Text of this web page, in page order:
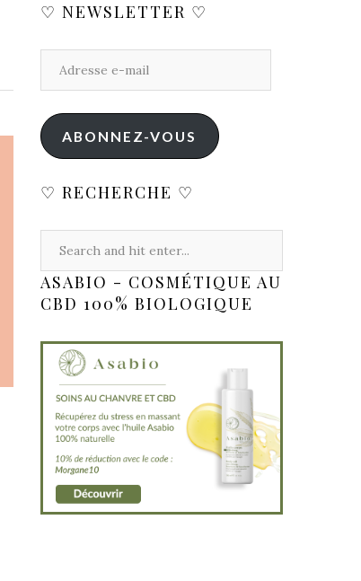
♡ NEWSLETTER ♡
ABONNEZ-VOUS
♡ RECHERCHE ♡
ASABIO - COSMÉTIQUE AU
CBD 100% BIOLOGIQUE